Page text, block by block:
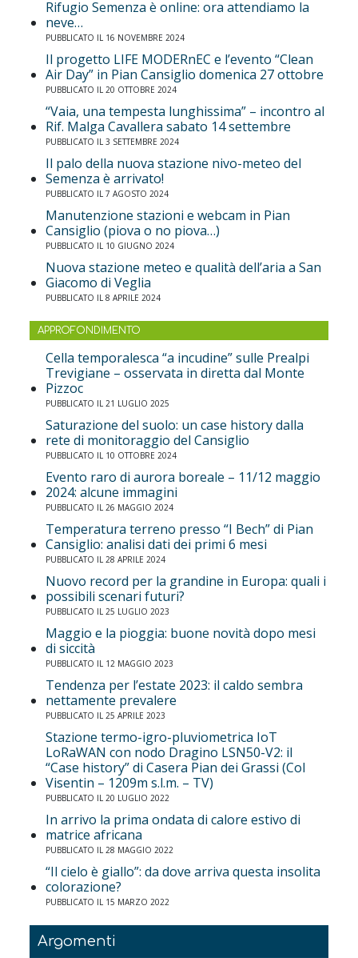
Rifugio Semenza è online: ora attendiamo la
neve…
PUBBLICATO IL 16 NOVEMBRE 2024
Il progetto LIFE MODERnEC e l’evento “Clean
Air Day” in Pian Cansiglio domenica 27 ottobre
PUBBLICATO IL 20 OTTOBRE 2024
“Vaia, una tempesta lunghissima” – incontro al
Rif. Malga Cavallera sabato 14 settembre
PUBBLICATO IL 3 SETTEMBRE 2024
Il palo della nuova stazione nivo-meteo del
Semenza è arrivato!
PUBBLICATO IL 7 AGOSTO 2024
Manutenzione stazioni e webcam in Pian
Cansiglio (piova o no piova…)
PUBBLICATO IL 10 GIUGNO 2024
Nuova stazione meteo e qualità dell’aria a San
Giacomo di Veglia
PUBBLICATO IL 8 APRILE 2024
APPROFONDIMENTO
Cella temporalesca “a incudine” sulle Prealpi
Trevigiane – osservata in diretta dal Monte
Pizzoc
PUBBLICATO IL 21 LUGLIO 2025
Saturazione del suolo: un case history dalla
rete di monitoraggio del Cansiglio
PUBBLICATO IL 10 OTTOBRE 2024
Evento raro di aurora boreale – 11/12 maggio
2024: alcune immagini
PUBBLICATO IL 26 MAGGIO 2024
Temperatura terreno presso “I Bech” di Pian
Cansiglio: analisi dati dei primi 6 mesi
PUBBLICATO IL 28 APRILE 2024
Nuovo record per la grandine in Europa: quali i
possibili scenari futuri?
PUBBLICATO IL 25 LUGLIO 2023
Maggio e la pioggia: buone novità dopo mesi
di siccità
PUBBLICATO IL 12 MAGGIO 2023
Tendenza per l’estate 2023: il caldo sembra
nettamente prevalere
PUBBLICATO IL 25 APRILE 2023
Stazione termo-igro-pluviometrica IoT
LoRaWAN con nodo Dragino LSN50-V2: il
“Case history” di Casera Pian dei Grassi (Col
Visentin – 1209m s.l.m. – TV)
PUBBLICATO IL 20 LUGLIO 2022
In arrivo la prima ondata di calore estivo di
matrice africana
PUBBLICATO IL 28 MAGGIO 2022
“Il cielo è giallo”: da dove arriva questa insolita
colorazione?
PUBBLICATO IL 15 MARZO 2022
Argomenti